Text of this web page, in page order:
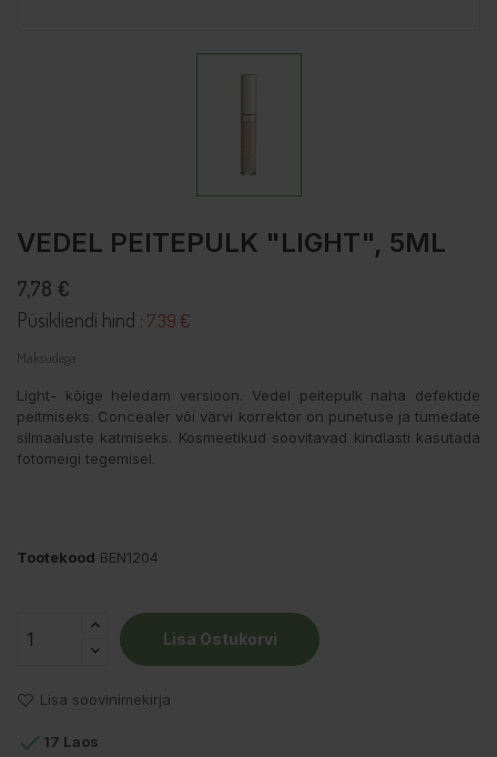
VEDEL PEITEPULK "LIGHT", 5ML
7,78 €
Püsikliendi hind : 7.39 €
Maksudega
Light- kõige heledam versioon. Vedel peitepulk naha defektide
peitmiseks. Concealer või värvi korrektor on punetuse ja tumedate
silmaaluste katmiseks. Kosmeetikud soovitavad kindlasti kasutada
fotomeigi tegemisel.
Tootekood BEN1204
Lisa Ostukorvi
Lisa soovinimekirja
 17 Laos